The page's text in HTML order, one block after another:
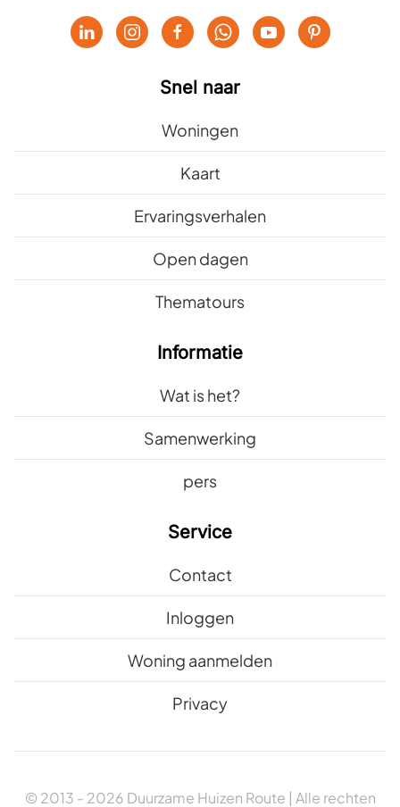
Snel naar
Woningen
Kaart
Ervaringsverhalen
Open dagen
Thematours
Informatie
Wat is het?
Samenwerking
pers
Service
Contact
Inloggen
Woning aanmelden
Privacy
© 2013 - 2026 Duurzame Huizen Route | Alle rechten